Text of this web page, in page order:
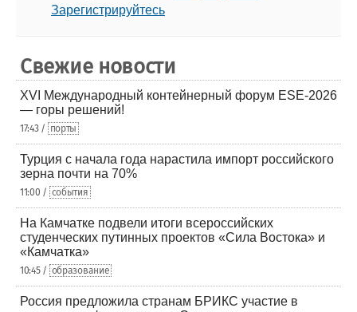
Зарегистрируйтесь
Свежие новости
XVI Международный контейнерный форум ESE-2026
— горы решений!
17:43 / порты
Турция с начала года нарастила импорт российского
зерна почти на 70%
11:00 / события
На Камчатке подвели итоги всероссийских
студенческих путинных проектов «Сила Востока» и
«Камчатка»
10:45 / образование
Россия предложила странам БРИКС участие в